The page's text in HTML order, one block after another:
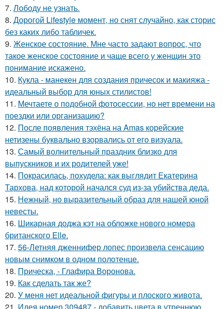
7. Лободу не узнать.
8. Дорогой Lifestyle момент, но снят случайно, как сторис
без каких либо табличек.
9. Женское состояние. Мне часто задают вопрос, что
такое женское состояние и чаще всего у женщин это
понимание искажено.
10. Кукла - манекен для создания причесок и макияжа -
идеальный выбор для юных стилистов!
11. Мечтаете о подобной фотосессии, но нет времени на
поездки или организацию?
12. После появления тэхёна на Amas корейские
нетизены буквально взорвались от его визуала.
13. Самый волнительный праздник близко для
выпускников и их родителей уже!
14. Покрасилась, похудела: как выглядит Екатерина
Тархова, над которой начался суд из-за убийства деда.
15. Нежный, но выразительный образ для нашей юной
невесты.
16. Шикарная доджа кэт на обложке нового номера
британского Elle.
17. 56-Летняя дженнифер лопес произвела сенсацию
новым снимком в одном полотенце.
18. Прическа, - Глафира Воронова.
19. Как сделать так же?
20. У меня нет идеальной фигуры и плоского живота.